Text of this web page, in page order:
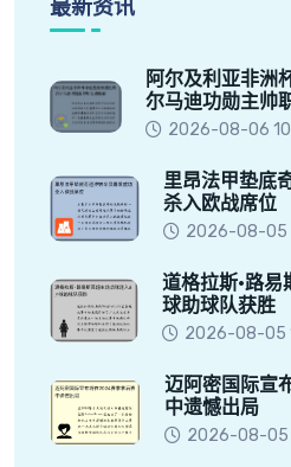
最新资讯
阿尔及利亚非洲
尔马迪功勋主帅
2026-08-06
里昂法甲垫底
杀入欧战席位
2026-08-05
道格拉斯·路
球助球队获胜
2026-08-05
迈阿密国际宣
中遗憾出局
2026-08-05